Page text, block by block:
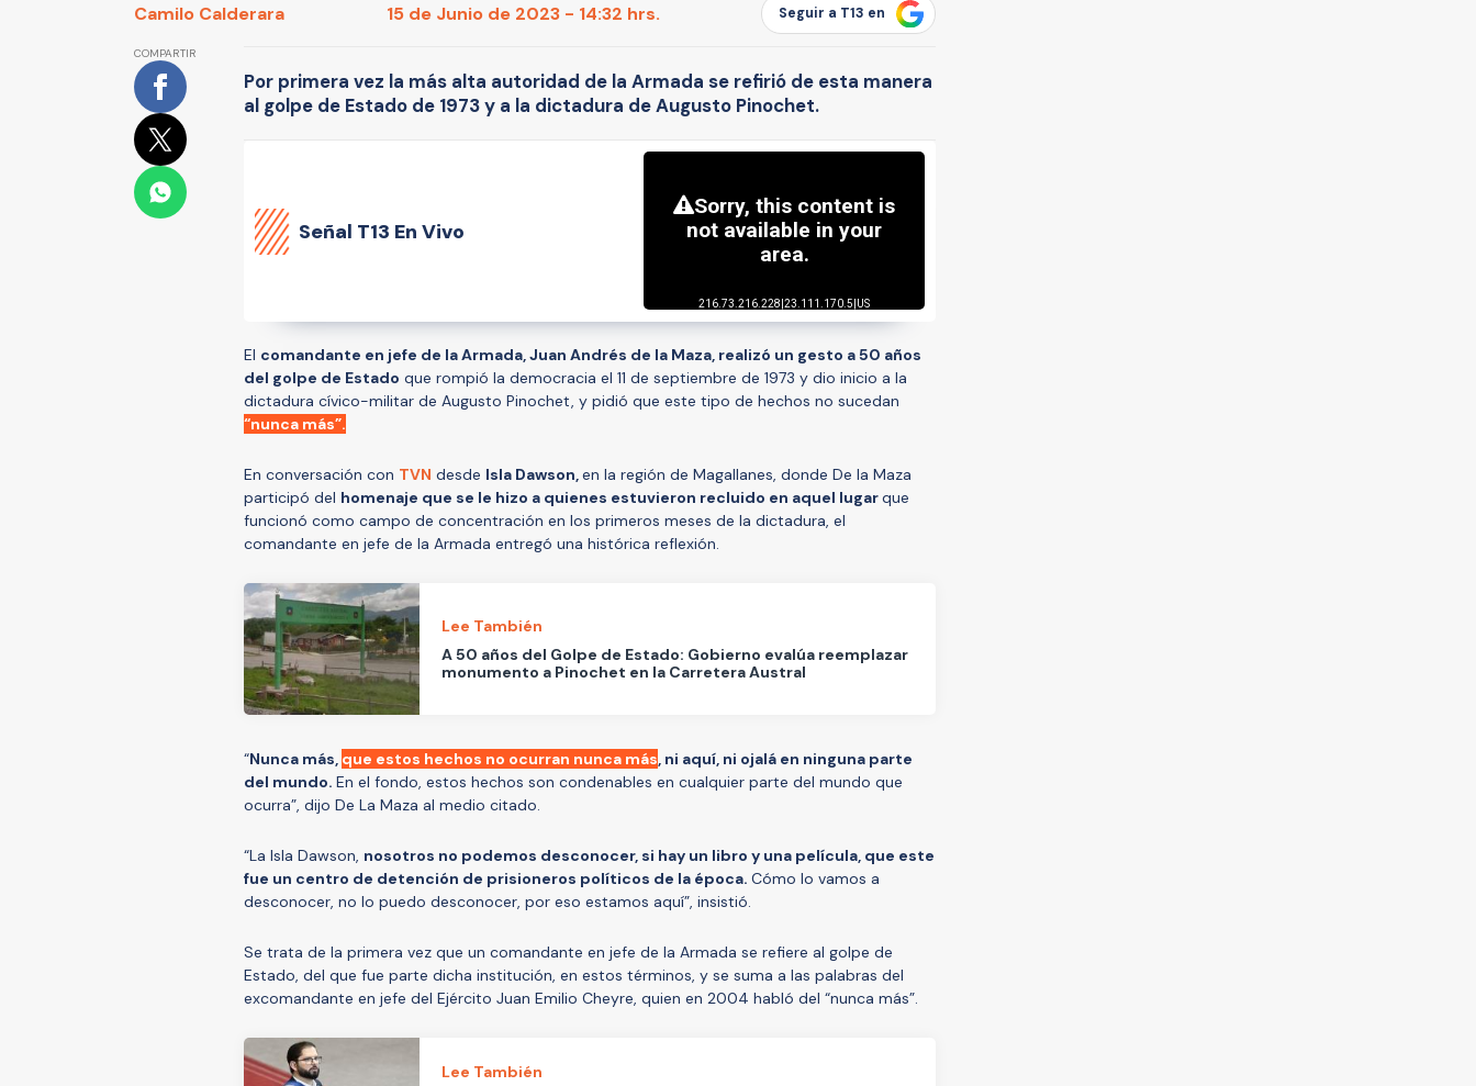
Camilo Calderara 15 de Junio de 2023 - 14:32 hrs. Seguir a T13 en
COMPARTIR
Por primera vez la más alta autoridad de la Armada se refirió de esta manera
al golpe de Estado de 1973 y a la dictadura de Augusto Pinochet.
Señal T13 En Vivo
El comandante en jefe de la Armada, Juan Andrés de la Maza, realizó un gesto a 50 años
del golpe de Estado que rompió la democracia el 11 de septiembre de 1973 y dio inicio a la
dictadura cívico-militar de Augusto Pinochet, y pidió que este tipo de hechos no sucedan
“nunca más”.
En conversación con TVN desde Isla Dawson,en la región de Magallanes, donde De la Maza
participó del homenaje que se le hizo a quienes estuvieron recluido en aquel lugarque
funcionó como campo de concentración en los primeros meses de la dictadura, el
comandante en jefe de la Armada entregó una histórica reflexión.
Lee También
A 50 años del Golpe de Estado: Gobierno evalúa reemplazar
monumento a Pinochet en la Carretera Austral
“Nunca más, que estos hechos no ocurran nunca más, ni aquí, ni ojalá en ninguna parte
del mundo. En el fondo, estos hechos son condenables en cualquier parte del mundo que
ocurra”, dijo De La Maza al medio citado.
“La Isla Dawson, nosotros no podemos desconocer, si hay un libro y una película, que este
fue un centro de detención de prisioneros políticos de la época. Cómo lo vamos a
desconocer, no lo puedo desconocer, por eso estamos aquí”, insistió.
Se trata de la primera vez que un comandante en jefe de la Armada se refiere al golpe de
Estado, del que fue parte dicha institución, en estos términos, y se suma a las palabras del
excomandante en jefe del Ejército Juan Emilio Cheyre, quien en 2004 habló del “nunca más”.
Lee También